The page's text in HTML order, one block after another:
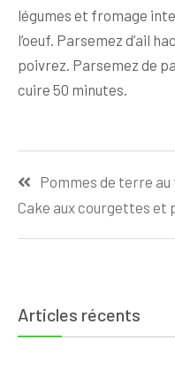
légumes et fromage
l’oeuf. Parsemez d’ail
poivrez. Parsemez de
cuire 50 minutes.
Pommes de terre
Cake aux courgettes et
Articles récents